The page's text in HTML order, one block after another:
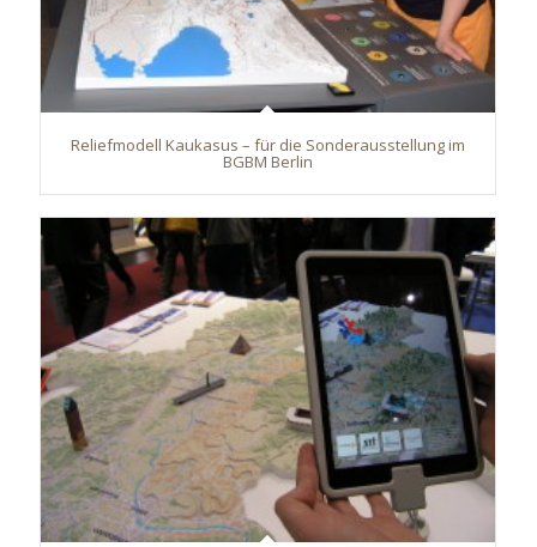
Reliefmodell Kaukasus – für die Sonderausstellung im
BGBM Berlin